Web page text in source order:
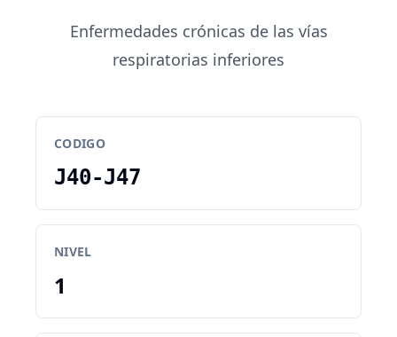
Enfermedades crónicas de las vías
respiratorias inferiores
CODIGO
J40-J47
NIVEL
1